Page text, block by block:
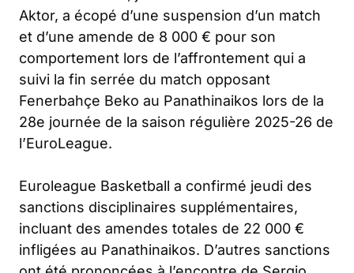
Aktor, a écopé d’une suspension d’un match
et d’une amende de 8 000 € pour son
comportement lors de l’affrontement qui a
suivi la fin serrée du match opposant
Fenerbahçe Beko au Panathinaikos lors de la
28e journée de la saison régulière 2025-26 de
l’EuroLeague.
Euroleague Basketball a confirmé jeudi des
sanctions disciplinaires supplémentaires,
incluant des amendes totales de 22 000 €
infligées au Panathinaikos. D’autres sanctions